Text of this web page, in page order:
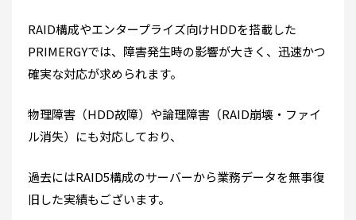
RAID構成やエンタープライズ向けHDDを搭載した
PRIMERGYでは、障害発生時の影響が大きく、迅速かつ
確実な対応が求められます。
物理障害（HDD故障）や論理障害（RAID崩壊・ファイ
ル消失）にも対応しており、
過去にはRAID5構成のサーバーから業務データを無事復
旧した実績もございます。